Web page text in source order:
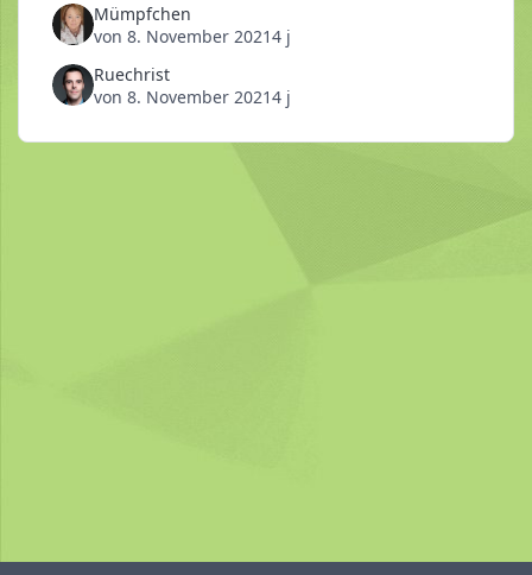
Mümpfchen
von 8. November 20214 j
Ruechrist
von 8. November 20214 j